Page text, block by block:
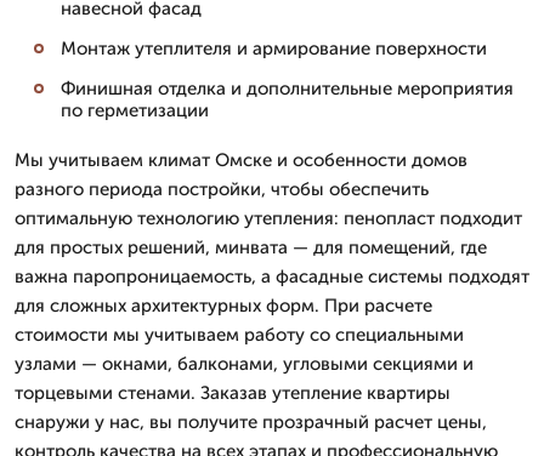
навесной фасад
Монтаж утеплителя и армирование поверхности
Финишная отделка и дополнительные мероприятия
по герметизации
Мы учитываем климат Омске и особенности домов
разного периода постройки, чтобы обеспечить
оптимальную технологию утепления: пенопласт подходит
для простых решений, минвата — для помещений, где
важна паропроницаемость, а фасадные системы подходят
для сложных архитектурных форм. При расчете
стоимости мы учитываем работу со специальными
узлами — окнами, балконами, угловыми секциями и
торцевыми стенами. Заказав утепление квартиры
снаружи у нас, вы получите прозрачный расчет цены,
контроль качества на всех этапах и профессиональную